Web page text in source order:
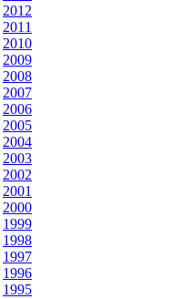
2012
2011
2010
2009
2008
2007
2006
2005
2004
2003
2002
2001
2000
1999
1998
1997
1996
1995